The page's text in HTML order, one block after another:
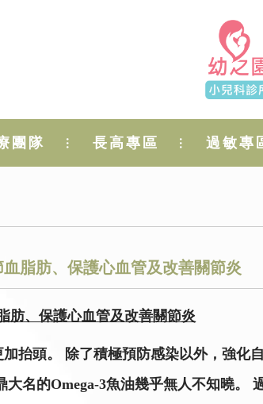
團隊 長高專區 過敏專
脂肪、保護心血管及改善關節炎
肪、保護心血管及改善關節炎
抬頭。 除了積極預防感染以外，強
名的Omega-3魚油幾乎無人不知曉。